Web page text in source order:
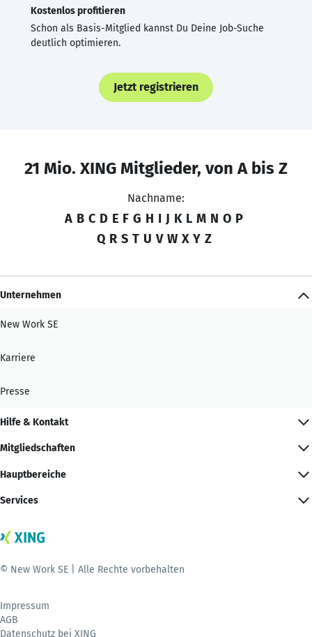
Kostenlos profitieren
Schon als Basis-Mitglied kannst Du Deine Job-Suche
deutlich optimieren.
Jetzt registrieren
21 Mio. XING Mitglieder, von A bis Z
Nachname:
A B C D E F G H I J K L M N O P
Q R S T U V W X Y Z
Unternehmen
New Work SE
Karriere
Presse
Hilfe & Kontakt
Mitgliedschaften
Hauptbereiche
Services
© New Work SE | Alle Rechte vorbehalten
Impressum
AGB
Datenschutz bei XING